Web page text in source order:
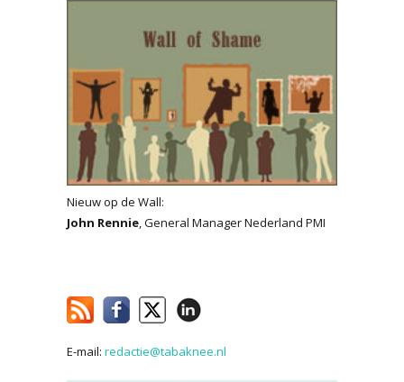
Nieuw op de Wall:
John Rennie, General Manager Nederland PMI
E-mail: redactie@tabaknee.nl